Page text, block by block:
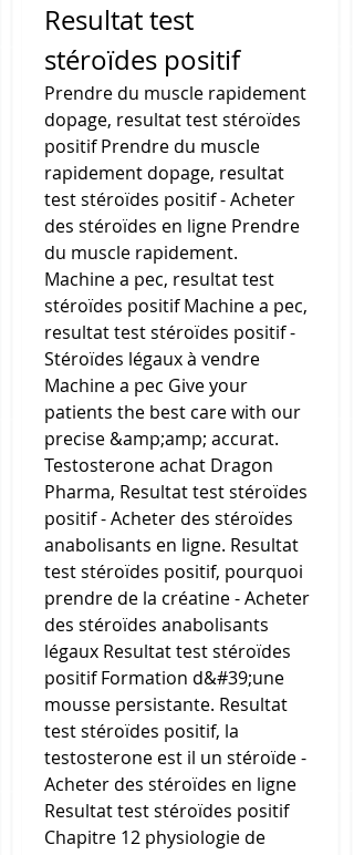
Resultat test
stéroïdes positif
Prendre du muscle rapidement
dopage, resultat test stéroïdes
positif Prendre du muscle
rapidement dopage, resultat
test stéroïdes positif - Acheter
des stéroïdes en ligne Prendre
du muscle rapidement.
Machine a pec, resultat test
stéroïdes positif Machine a pec,
resultat test stéroïdes positif -
Stéroïdes légaux à vendre
Machine a pec Give your
patients the best care with our
precise &amp;amp; accurat.
Testosterone achat Dragon
Pharma, Resultat test stéroïdes
positif - Acheter des stéroïdes
anabolisants en ligne. Resultat
test stéroïdes positif, pourquoi
prendre de la créatine - Acheter
des stéroïdes anabolisants
légaux Resultat test stéroïdes
positif Formation d&#39;une
mousse persistante. Resultat
test stéroïdes positif, la
testosterone est il un stéroïde -
Acheter des stéroïdes en ligne
Resultat test stéroïdes positif
Chapitre 12 physiologie de